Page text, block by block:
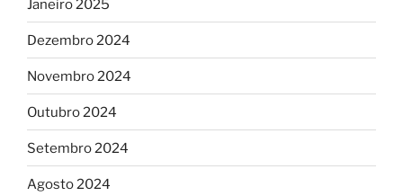
Janeiro 2025
Dezembro 2024
Novembro 2024
Outubro 2024
Setembro 2024
Agosto 2024